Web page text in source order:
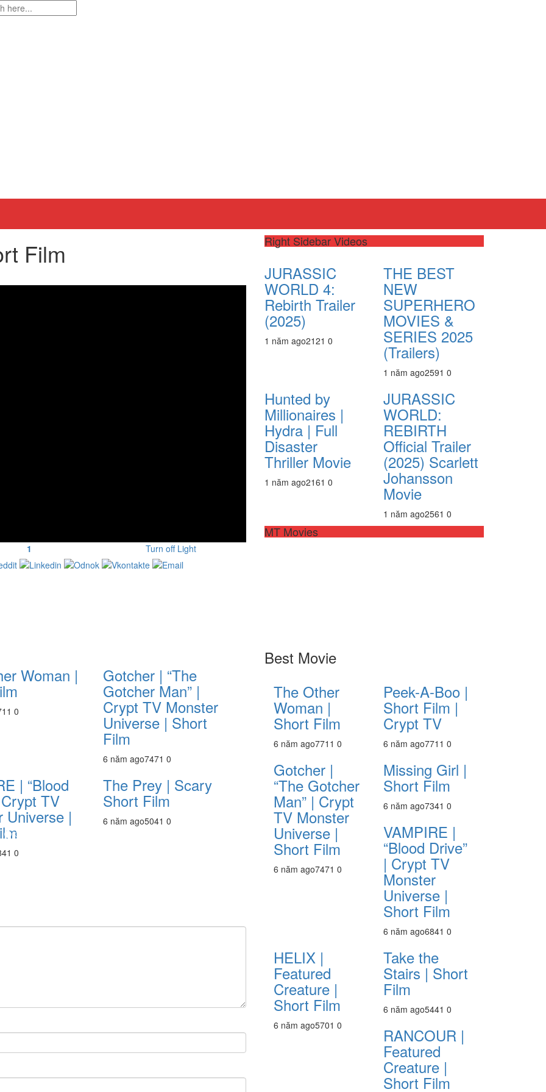
Film
1 Turn off Light
Woman |
1 0
Gotcher | “The
Gotcher Man” |
Crypt TV Monster
Universe | Short
Film
6 năm ago7471 0
| “Blood
TV
Universe |
1 0
The Prey | Scary
Short Film
6 năm ago5041 0
Right Sidebar Videos
JURASSIC
WORLD 4:
Rebirth Trailer
(2025)
1 năm ago2121 0
THE BEST
NEW
SUPERHERO
MOVIES &
SERIES 2025
(Trailers)
1 năm ago2591 0
Hunted by
Millionaires |
Hydra | Full
Disaster
Thriller Movie
1 năm ago2161 0
JURASSIC
WORLD:
REBIRTH
Official Trailer
(2025) Scarlett
Johansson
Movie
1 năm ago2561 0
MT Movies
Best Movie
The Other
Woman |
Short Film
6 năm ago771 1 0
Peek-A-Boo |
Short Film |
Crypt TV
6 năm ago771 1 0
Gotcher |
“The Gotcher
Man” | Crypt
TV Monster
Universe |
Short Film
6 năm ago7471 0
Missing Girl |
Short Film
6 năm ago7341 0
VAMPIRE |
“Blood Drive”
| Crypt TV
Monster
Universe |
Short Film
6 năm ago6841 0
HELIX |
Featured
Creature |
Short Film
6 năm ago5701 0
Take the
Stairs | Short
Film
6 năm ago5441 0
RANCOUR |
Featured
Creature |
Short Film